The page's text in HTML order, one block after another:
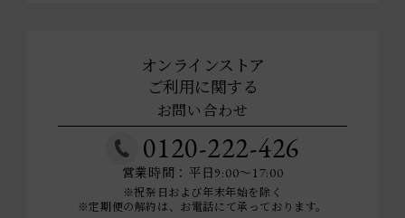
オンラインストア
ご利用に関する
お問い合わせ
0120-222-426
営業時間：平日9:00～17:00
※祝祭日および年末年始を除く
※定期便の解約は、お電話にて承っております。